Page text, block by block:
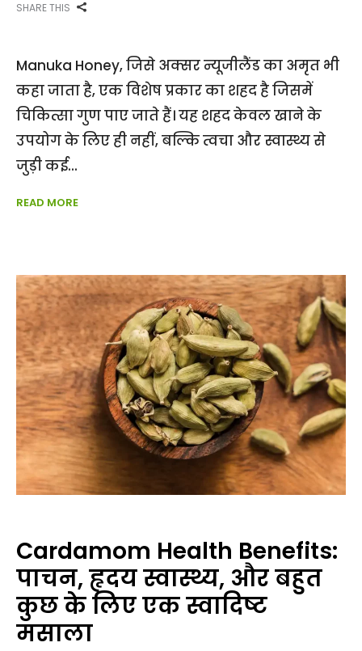
SHARE THIS
Manuka Honey, जिसे अक्सर न्यूजीलैंड का अमृत भी
कहा जाता है, एक विशेष प्रकार का शहद है जिसमें
चिकित्सा गुण पाए जाते हैं। यह शहद केवल खाने के
उपयोग के लिए ही नहीं, बल्कि त्वचा और स्वास्थ्य से
जुड़ी कई
READ MORE
Cardamom Health Benefits:
पाचन, हृदय स्वास्थ्य, और बहुत
कुछ के लिए एक स्वादिष्ट
मसाला